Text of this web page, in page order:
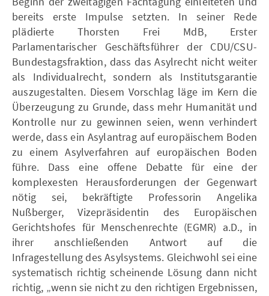
bereits erste Impulse setzten. In seiner Rede
plädierte Thorsten Frei MdB, Erster
Parlamentarischer Geschäftsführer der CDU/CSU-
Bundestagsfraktion, dass das Asylrecht nicht weiter
als Individualrecht, sondern als Institutsgarantie
auszugestalten. Diesem Vorschlag läge im Kern die
Überzeugung zu Grunde, dass mehr Humanität und
Kontrolle nur zu gewinnen seien, wenn verhindert
werde, dass ein Asylantrag auf europäischem Boden
zu einem Asylverfahren auf europäischen Boden
führe. Dass eine offene Debatte für eine der
komplexesten Herausforderungen der Gegenwart
nötig sei, bekräftigte Professorin Angelika
Nußberger, Vizepräsidentin des Europäischen
Gerichtshofes für Menschenrechte (EGMR) a.D., in
ihrer anschließenden Antwort auf die
Infragestellung des Asylsystems. Gleichwohl sei eine
systematisch richtig scheinende Lösung dann nicht
richtig, „wenn sie nicht zu den richtigen Ergebnissen,